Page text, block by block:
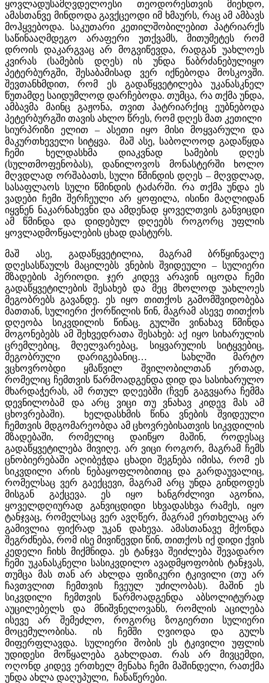
ყოვლადუსამღვდელოესი თეოდორესთვის მიენდო,
ამასთანვე მინდოდა გავქცეოდი იმ ხმაურს, რაც ამ ამბავს
მოჰყვებოდა. საკუთარი კეთილშობილებით პატრიარქს
საწინააღმდეგო არაფერი უთქვამს, მითუმეტეს რომ
დროის დაკარგვაც არ მოგვიწევდა, რადგან უახლოეს
კვირას (სამების დღეს) ის უნდა წაბრძანებულიყო
პეტერბურგში, შესაბამისად ვერ იქნებოდა მოსკოვში.
შევთანხმდით, რომ ეს გადაწყვეტილება უკანასკნელ
წუთამდე საიდუმლოდ დარჩებოდა. თუმცა, რა თქმა უნდა,
ამბავმა მაინც გაჟონა, თვით პატრიარქიც ეუბნებოდა
პეტერბურგში თავის ახლო წრეს, რომ დღეს მათ კეთილი
სიურპრიზი ელით – ასეთი იყო მისი მოყვარული და
მაკურთხეველი სიტყვა. მაშ ასე, საბოლოოდ გადაწყდა
ჩემი ხელდასხმა დიაკვნად სამების დღეს
(სულთმოფენობას), დანილოვოს მონასტერში ხოლო
მღვდლად ორშაბათს, სული წმინდის დღეს – მღვდლად,
სასაფლაოს სული წმინდის ტაძარში. რა თქმა უნდა ეს
ვადები ჩემი შერჩეული არ ყოფილა, ისინი მაღლიდან
იყვნენ ნაკარნახევნი და ამდენად ყოველთვის განვიცდი
ამ წმინდა და დიდებულ დღეებს როგორც უფლის
ყოვლადმოწყალების ცხად დასტურს.
მაშ ასე, გადაწყვეტილია, მაგრამ ბრწყინვალე
დღესასწაულს მაცილებს ვნების შვიდეული – სულიერი
მზადების პერიოდი. ჯერ კიდევ არავინ იცოდა ჩემი
გადაწყვეტილების შესახებ და მეც მხოლოდ უახლოეს
მეგობრებს გავანდე. ეს იყო თითქოს გამომშვიდობება
მათთან, სულიერი ქორწილის წინ, მაგრამ ასევე თითქოს
დღეობა სიკვდილის წინაც. გულში ვინახავ წმინდა
მოგონებებს ამ შეხვედრათა შესახებ: აქ იყო სიხარულის
ცრემლებიც, მღელვარებაც, სიყვარულის სიტყვებიც,
მეგობრული დარიგებანიც… სახლში მარტო
ვცხოვრობდი ყმაწვილ შვილობილთან ერთად,
რომელიც ჩემთვის წარმოადგენდა დიდ და სასიხარულო
მხარდაჭერას, ამ რთულ დღეებში (ჩვენ გაგვყარა ჩემმა
დევნილობამ და არც ვიცი თუ ვნახავ კიდევ მას ამ
ცხოვრებაში). ხელდასხმის წინა ვნების შვიდეული
ჩემთვის მდგომარეობდა ამ ცხოვრებისათვის სიკვდილის
მზადებაში, რომელიც დაიწყო მაშინ, როდესაც
გადაწყვეტილება მივიღე. არ ვიცი როგორ, მაგრამ ჩემს
ცნობიერებაში აღიბეჭდა ცხადი შეგნება იმისა, რომ ეს
სიკვდილი არის ნებაყოფლობითიც და გარდაუვალიც,
რომელსაც ვერ გაექცევი, მაგრამ არც უნდა გინდოდეს
მისგან გაქცევა. ეს იყო ხანგრძლივი აგონია,
ყოველდღიურად განვიცდიდი სხვადასხვა რამეს, იყო
ტანჯვაც, რომელსაც ვერ ავღწერ, მაგრამ ერთხელაც არ
გამივლია ფიქრად უკან დახევა. ამასთანავე მქონდა
შეგრძნება, რომ ისე მივიწევდი წინ, თითქოს იქ დიდი ქვის
კედელი ჩიხს მიქმნიდა. ეს ტანჯვა შეიძლება შევადარო
ჩემი უკანასკნელი სასიკვდილო ავადმყოფობის ტანჯვას,
თუმცა მას თან არ ახლდა ფიზიკური ტკივილი (თუ არ
ჩავთვლით ჩემთვის ჩვეულ უძილობას). მაშინ ეს
სიკვდილი ჩემთვის წარმოადგენდა აბსოლიტურად
აუცილებელს და მნიშვნელოვანს, რომლის აცილება
ისევე არ შემეძლო, როგორც ზოგიერთი სულიერი
მოცემულობისა. ის ჩემში ღვიოდა და გულს
მიფერფლავდა. სულიერი შობის ეს ტკივილი უფლის
უდიდესი მოწყალება გახლდათ. რას არ მივცემდი,
ოღონდ კიდევ ერთხელ მენახა ჩემი მაშინდელი, რათქმა
უნდა ახლა დაღუპული, ჩანაწერები.